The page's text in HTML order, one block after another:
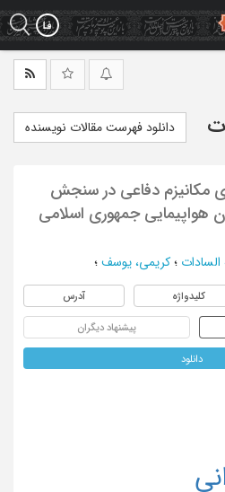
دانلود فهرست مقالات نویسنده
مکانیزم دفاعی در سنجش
هواپیمایی جمهوری اسلامی
؛ کریمی، یوسف ؛
کلیدواژه آدرس
پیشنهاد دیگران
دانلود